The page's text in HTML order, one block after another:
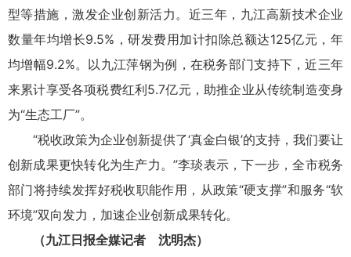
型等措施，激发企业创新活力。近三年，九江高新技术企业
数量年均增长9.5%，研发费用加计扣除总额达125亿元，年
均增幅9.2%。以九江萍钢为例，在税务部门支持下，近三年
来累计享受各项税费红利5.7亿元，助推企业从传统制造变身
为“生态工厂”。
“税收政策为企业创新提供了‘真金白银’的支持，我们要让
创新成果更快转化为生产力。”李琰表示，下一步，全市税务
部门将持续发挥好税收职能作用，从政策“硬支撑”和服务“软
环境”双向发力，加速企业创新成果转化。
（九江日报全媒记者 沈明杰）